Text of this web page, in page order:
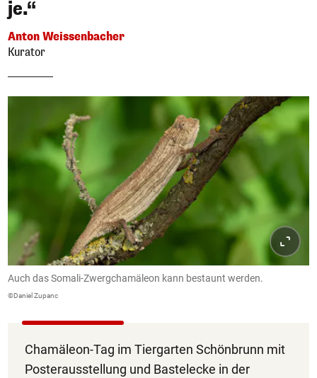
je.“
Anton Weissenbacher
Kurator
Auch das Somali-Zwergchamäleon kann bestaunt werden.
©Daniel Zupanc
Chamäleon-Tag im Tiergarten Schönbrunn mit
Posterausstellung und Bastelecke in der